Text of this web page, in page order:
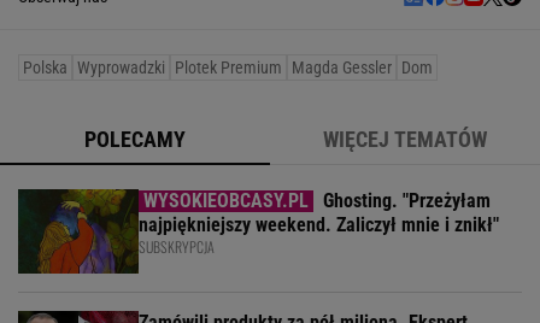
Polska Wyprowadzki Plotek Premium Magda Gessler Dom
POLECAMY WIĘCEJ TEMATÓW
Ghosting. "Przeżyłam
najpiękniejszy weekend. Zaliczył mnie i znikł"
SUBSKRYPCJA